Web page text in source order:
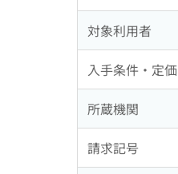
対象利用者
入手条件・定価
所蔵機関
請求記号